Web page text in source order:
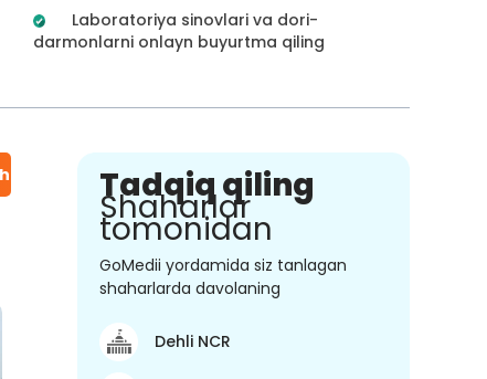
Laboratoriya sinovlari va dori-
darmonlarni onlayn buyurtma qiling
Tadqiq qiling
Shaharlar
tomonidan
GoMedii yordamida siz tanlagan
shaharlarda davolaning
Dehli NCR